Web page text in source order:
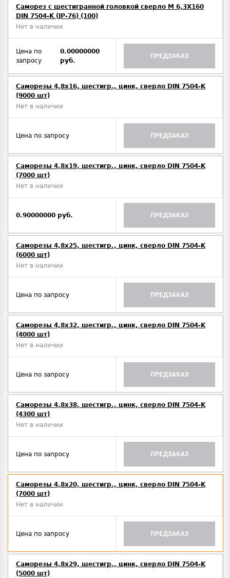
Саморез с шестигранной головкой сверло М 6,3Х160
DIN 7504-K (JP-76) (100)
Нет в наличии
Цена по
запросу
0.00000000
руб.
ПРЕДЗАКАЗ
Саморезы 4,8х16, шестигр., цинк, сверло DIN 7504-K
(9000 шт)
Нет в наличии
Цена по запросу ПРЕДЗАКАЗ
Саморезы 4,8х19, шестигр., цинк, сверло DIN 7504-K
(7000 шт)
Нет в наличии
0.90000000 руб. ПРЕДЗАКАЗ
Саморезы 4,8х25, шестигр., цинк, сверло DIN 7504-K
(6000 шт)
Нет в наличии
Цена по запросу ПРЕДЗАКАЗ
Саморезы 4,8х32, шестигр., цинк, сверло DIN 7504-K
(4000 шт)
Нет в наличии
Цена по запросу ПРЕДЗАКАЗ
Саморезы 4,8х38, шестигр., цинк, сверло DIN 7504-K
(4300 шт)
Нет в наличии
Цена по запросу ПРЕДЗАКАЗ
Саморезы 4,8х20, шестигр., цинк, сверло DIN 7504-K
(7000 шт)
Нет в наличии
Цена по запросу ПРЕДЗАКАЗ
Саморезы 4,8х29, шестигр., цинк, сверло DIN 7504-K
(5000 шт)